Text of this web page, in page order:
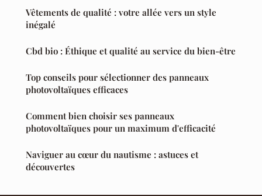
Vêtements de qualité : votre allée vers un style
inégalé
Cbd bio : Éthique et qualité au service du bien-être
Top conseils pour sélectionner des panneaux
photovoltaïques efficaces
Comment bien choisir ses panneaux
photovoltaïques pour un maximum d'efficacité
Naviguer au cœur du nautisme : astuces et
découvertes